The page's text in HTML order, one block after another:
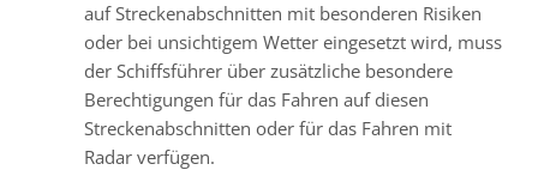
auf Streckenabschnitten mit besonderen Risiken
oder bei unsichtigem Wetter eingesetzt wird, muss
der Schiffsführer über zusätzliche besondere
Berechtigungen für das Fahren auf diesen
Streckenabschnitten oder für das Fahren mit
Radar verfügen.